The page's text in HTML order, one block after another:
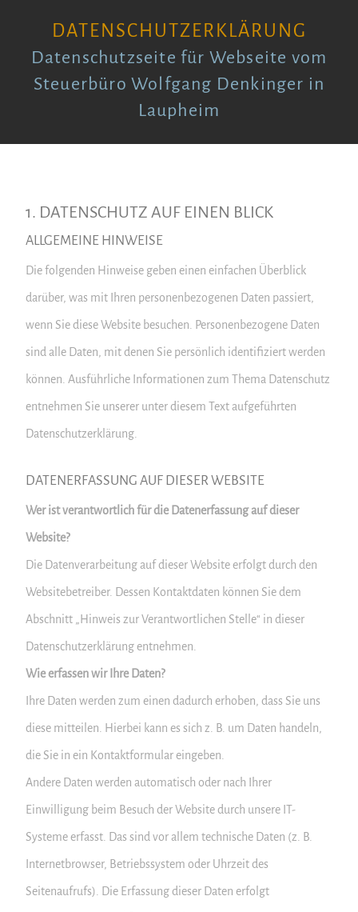
DATENSCHUTZERKLÄRUNG
Datenschutzseite für Webseite vom
Steuerbüro Wolfgang Denkinger in
Laupheim
1. DATENSCHUTZ AUF EINEN BLICK
ALLGEMEINE HINWEISE
Die folgenden Hinweise geben einen einfachen Überblick
darüber, was mit Ihren personenbezogenen Daten passiert,
wenn Sie diese Website besuchen. Personenbezogene Daten
sind alle Daten, mit denen Sie persönlich identifiziert werden
können. Ausführliche Informationen zum Thema Datenschutz
entnehmen Sie unserer unter diesem Text aufgeführten
Datenschutzerklärung.
DATENERFASSUNG AUF DIESER WEBSITE
Wer ist verantwortlich für die Datenerfassung auf dieser
Website?
Die Datenverarbeitung auf dieser Website erfolgt durch den
Websitebetreiber. Dessen Kontaktdaten können Sie dem
Abschnitt „Hinweis zur Verantwortlichen Stelle“ in dieser
Datenschutzerklärung entnehmen.
Wie erfassen wir Ihre Daten?
Ihre Daten werden zum einen dadurch erhoben, dass Sie uns
diese mitteilen. Hierbei kann es sich z. B. um Daten handeln,
die Sie in ein Kontaktformular eingeben.
Andere Daten werden automatisch oder nach Ihrer
Einwilligung beim Besuch der Website durch unsere IT-
Systeme erfasst. Das sind vor allem technische Daten (z. B.
Internetbrowser, Betriebssystem oder Uhrzeit des
Seitenaufrufs). Die Erfassung dieser Daten erfolgt